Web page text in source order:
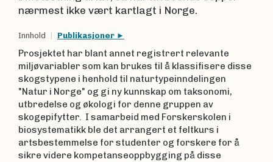
nærmest ikke vært kartlagt i Norge.
Innhold Publikasjoner
Prosjektet har blant annet registrert relevante
miljøvariabler som kan brukes til å klassifisere disse
skogstypene i henhold til naturtypeinndelingen
"Natur i Norge" og gi ny kunnskap om taksonomi,
utbredelse og økologi for denne gruppen av
skogepifytter. I samarbeid med Forskerskolen i
biosystematikk ble det arrangert et feltkurs i
artsbestemmelse for studenter og forskere for å
sikre videre kompetanseoppbygging på disse